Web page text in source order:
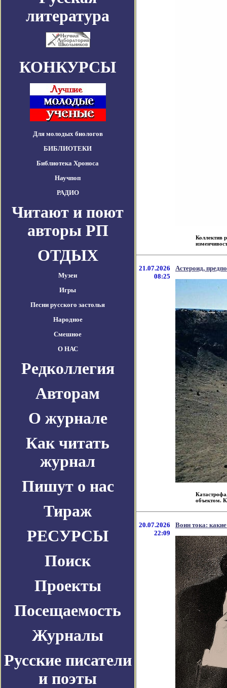
литература
КОНКУРСЫ
Для молодых биологов
БИБЛИОТЕКИ
Библиотека Хроноса
Научпоп
РАДИО
Читают и поют
авторы РП
ОТДЫХ
Музеи
Игры
Песни русского застолья
Народное
Смешное
О НАС
Редколлегия
Авторам
О журнале
Как читать
журнал
Пишут о нас
Тираж
РЕСУРСЫ
Поиск
Проекты
Посещаемость
Журналы
Русские писатели
и поэты
Коллектив
21.07.2026
08:25
Астероид,
объектом.
20.07.2026
22:09
Воин тока: